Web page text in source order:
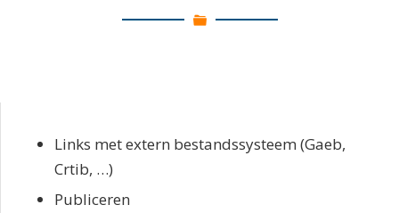
Links met extern bestandssysteem (Gaeb,
Crtib, …)
Publiceren